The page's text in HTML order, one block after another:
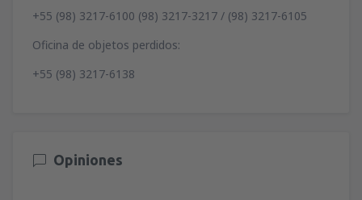
+55 (98) 3217-6100 (98) 3217-3217 / (98) 3217-6105
Oficina de objetos perdidos:
+55 (98) 3217-6138
Opiniones